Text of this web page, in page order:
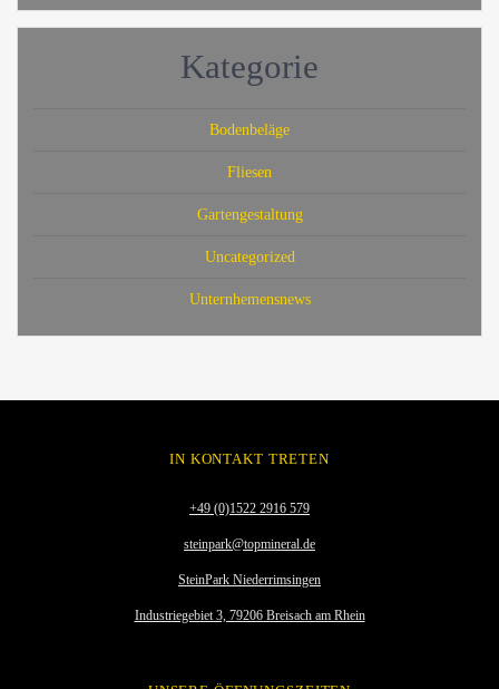
Kategorie
Bodenbeläge
Fliesen
Gartengestaltung
Uncategorized
Unternhemensnews
IN KONTAKT TRETEN
+49 (0)1522 2916 579
steinpark@topmineral.de
SteinPark Niederrimsingen
Industriegebiet 3, 79206 Breisach am Rhein